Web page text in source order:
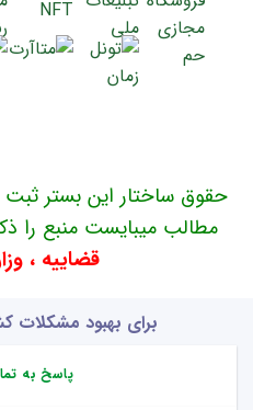
حقوق ساختار این بستر
مطالب میبایست منبع را
قضاییه ،
برای بهبود مشکلات
پاسخ به